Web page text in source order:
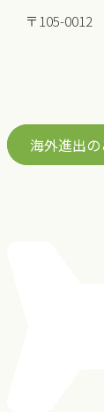
〒105-0012
海外進出